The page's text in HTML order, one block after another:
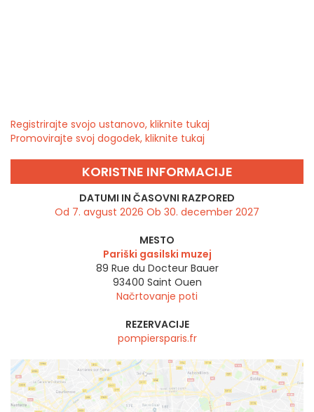
Registrirajte svojo ustanovo, kliknite tukaj
Promovirajte svoj dogodek, kliknite tukaj
KORISTNE INFORMACIJE
DATUMI IN ČASOVNI RAZPORED
Od 7. avgust 2026 Ob 30. december 2027
MESTO
Pariški gasilski muzej
89 Rue du Docteur Bauer
93400 Saint Ouen
Načrtovanje poti
REZERVACIJE
pompiersparis.fr